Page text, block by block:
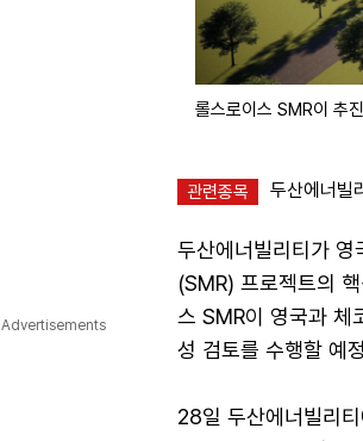
Advertisements
롤스로이스 SMR이 추
관련종목 두산에너
두산에너빌리티가
(SMR) 프로젝트의
스 SMR이 영국과 체
성 검토를 수행할 예
28일 두산에너빌리